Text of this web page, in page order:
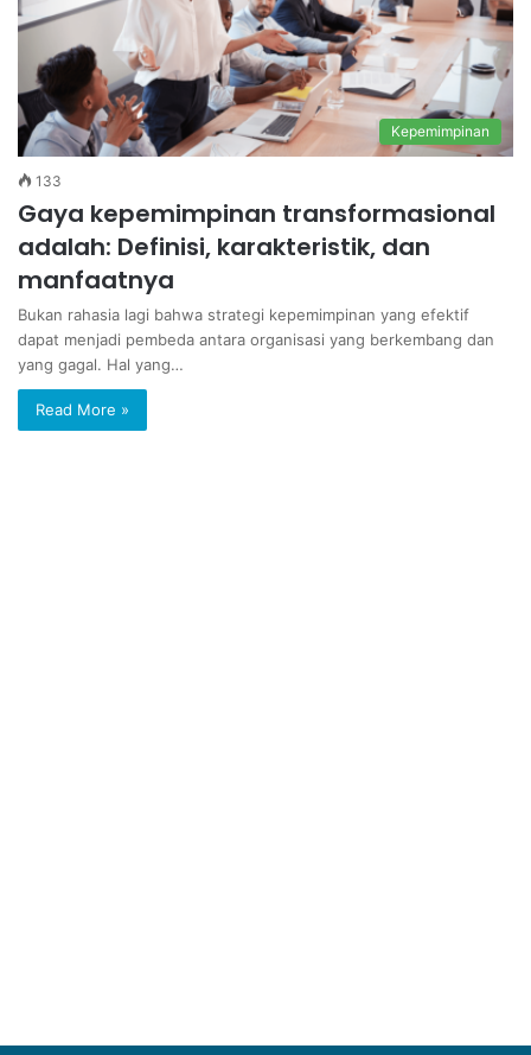
Kepemimpinan
133
Gaya kepemimpinan transformasional
adalah: Definisi, karakteristik, dan
manfaatnya
Bukan rahasia lagi bahwa strategi kepemimpinan yang efektif
dapat menjadi pembeda antara organisasi yang berkembang dan
yang gagal. Hal yang…
Read More »